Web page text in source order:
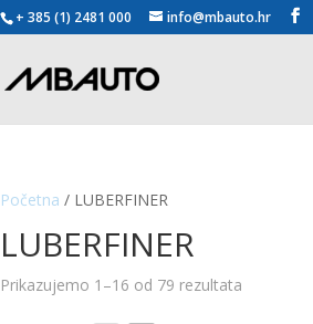
+ 385 (1) 2481 000 info@mbauto.hr
Početna / LUBERFINER
LUBERFINER
Prikazujemo 1–16 od 79 rezultata